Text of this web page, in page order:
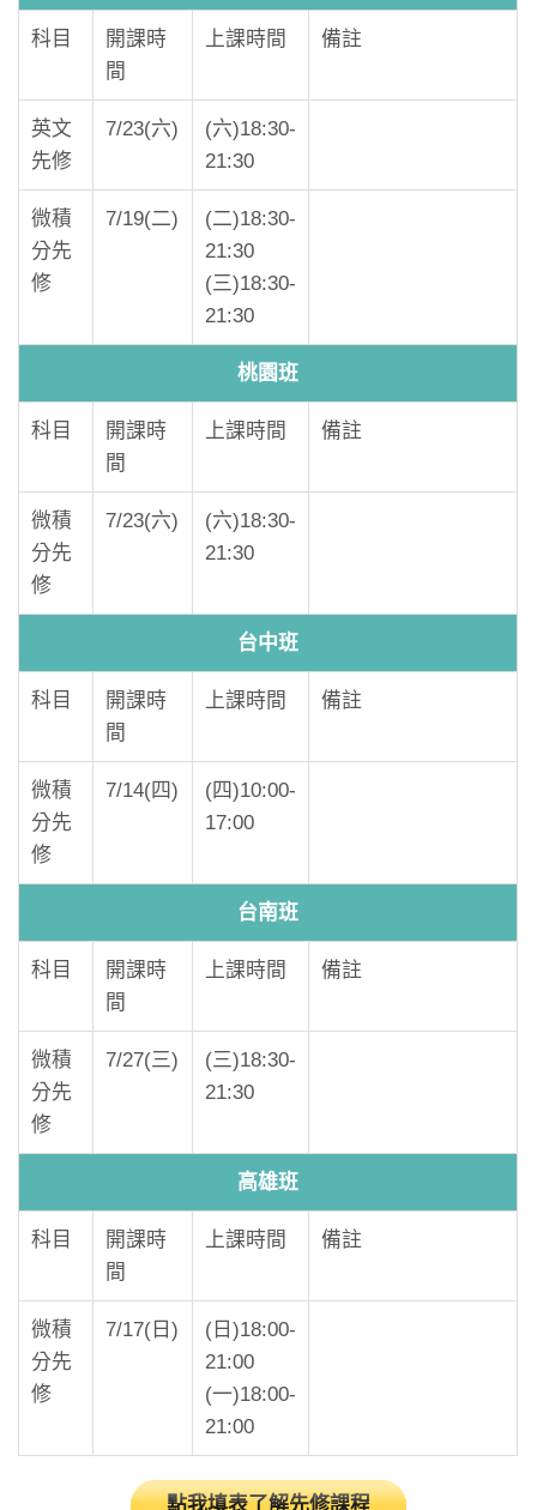
科目
開課時
間
上課時間 備註
英文
先修
7/23(六)
(六)18:30-
21:30
微積
分先
修
7/19(二)
(二)18:30-
21:30
(三)18:30-
21:30
桃園班
科目
開課時
間
上課時間 備註
微積
分先
修
7/23(六)
(六)18:30-
21:30
台中班
科目
開課時
間
上課時間 備註
微積
分先
修
7/14(四)
(四)10:00-
17:00
台南班
科目
開課時
間
上課時間 備註
微積
分先
修
7/27(三)
(三)18:30-
21:30
高雄班
科目
開課時
間
上課時間 備註
微積
分先
修
7/17(日)
(日)18:00-
21:00
(一)18:00-
21:00
點我填表了解先修課程